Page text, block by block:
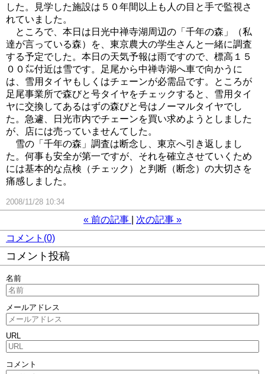
した。見学した施設は５０年間以上も人の目と手で監視さ
れていました。
ところで、本日は日光中禅寺湖周辺の「千年の森」（私
達が言っている森）を、東京農大の学生さんと一緒に調査
する予定でした。本日の天気予報は雨ですので、標高１５
００㍍付近は雪です。足尾から中禅寺湖へ車で向かうに
は、雪用タイヤもしくはチェーンが必需品です。ところが
足尾事業所で森びと号タイヤをチェックすると、雪用タイ
ヤに交換してあるはずの森びと号はノーマルタイヤでし
た。急遽、日光市内でチェーンを買い求めようとしました
が、店には売っていませんてした。
雪の「千年の森」調査は断念し、東京へ引き返しまし
た。何事も安全が第一ですが、それを確立させていくため
には基本的な点検（チェック）と判断（断念）の大切さを
痛感しました。
2008/11/28 10:34
« 前の記事 次の記事 »
コメント(0)
コメント投稿
名前
メールアドレス
URL
コメント